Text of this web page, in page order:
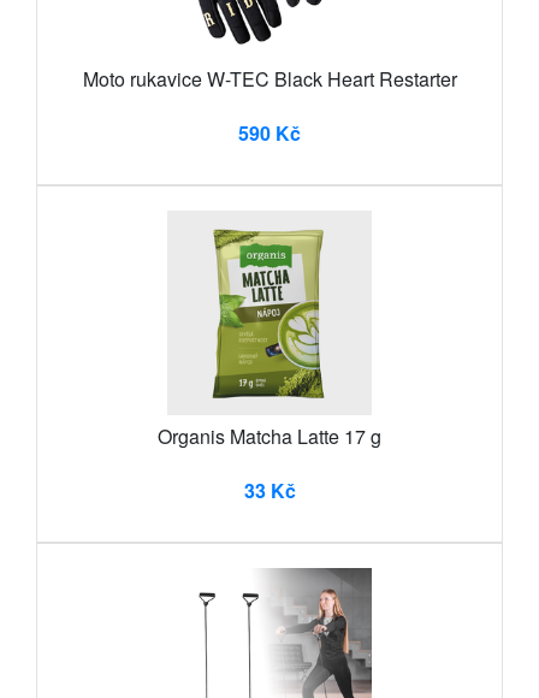
Moto rukavice W-TEC Black Heart Restarter
590 Kč
Organis Matcha Latte 17 g
33 Kč